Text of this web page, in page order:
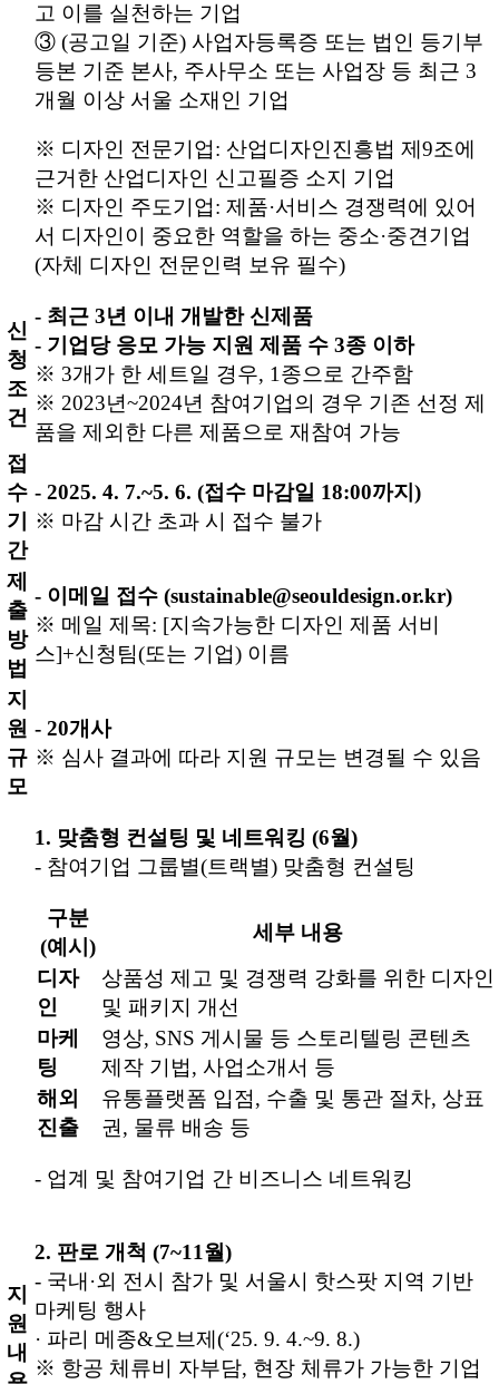
고 이를 실천하는 기업
③ (공고일 기준) 사업자등록증 또는 법인 등기부
등본 기준 본사, 주사무소 또는 사업장 등 최근 3
개월 이상 서울 소재인 기업
※ 디자인 전문기업: 산업디자인진흥법 제9조에
근거한 산업디자인 신고필증 소지 기업
※ 디자인 주도기업: 제품·서비스 경쟁력에 있어
서 디자인이 중요한 역할을 하는 중소·중견기업
(자체 디자인 전문인력 보유 필수)
신
청
조
건
- 최근 3년 이내 개발한 신제품
- 기업당 응모 가능 지원 제품 수 3종 이하
※ 3개가 한 세트일 경우, 1종으로 간주함
※ 2023년~2024년 참여기업의 경우 기존 선정 제
품을 제외한 다른 제품으로 재참여 가능
접
수
기
간
- 2025. 4. 7.~5. 6. (접수 마감일 18:00까지)
※ 마감 시간 초과 시 접수 불가
제
출
방
법
- 이메일 접수 (sustainable@seouldesign.or.kr)
※ 메일 제목: [지속가능한 디자인 제품 서비
스]+신청팀(또는 기업) 이름
지
원
규
모
- 20개사
※ 심사 결과에 따라 지원 규모는 변경될 수 있음
지
원
내
1. 맞춤형 컨설팅 및 네트워킹 (6월)
- 참여기업 그룹별(트랙별) 맞춤형 컨설팅
구분
(예시)
세부 내용
디자
인
상품성 제고 및 경쟁력 강화를 위한 디자인
및 패키지 개선
마케
팅
영상, SNS 게시물 등 스토리텔링 콘텐츠
제작 기법, 사업소개서 등
해외
진출
유통플랫폼 입점, 수출 및 통관 절차, 상표
권, 물류 배송 등
- 업계 및 참여기업 간 비즈니스 네트워킹
2. 판로 개척 (7~11월)
- 국내·외 전시 참가 및 서울시 핫스팟 지역 기반
마케팅 행사
· 파리 메종&오브제(‘25. 9. 4.~9. 8.)
※ 항공 체류비 자부담, 현장 체류가 가능한 기업